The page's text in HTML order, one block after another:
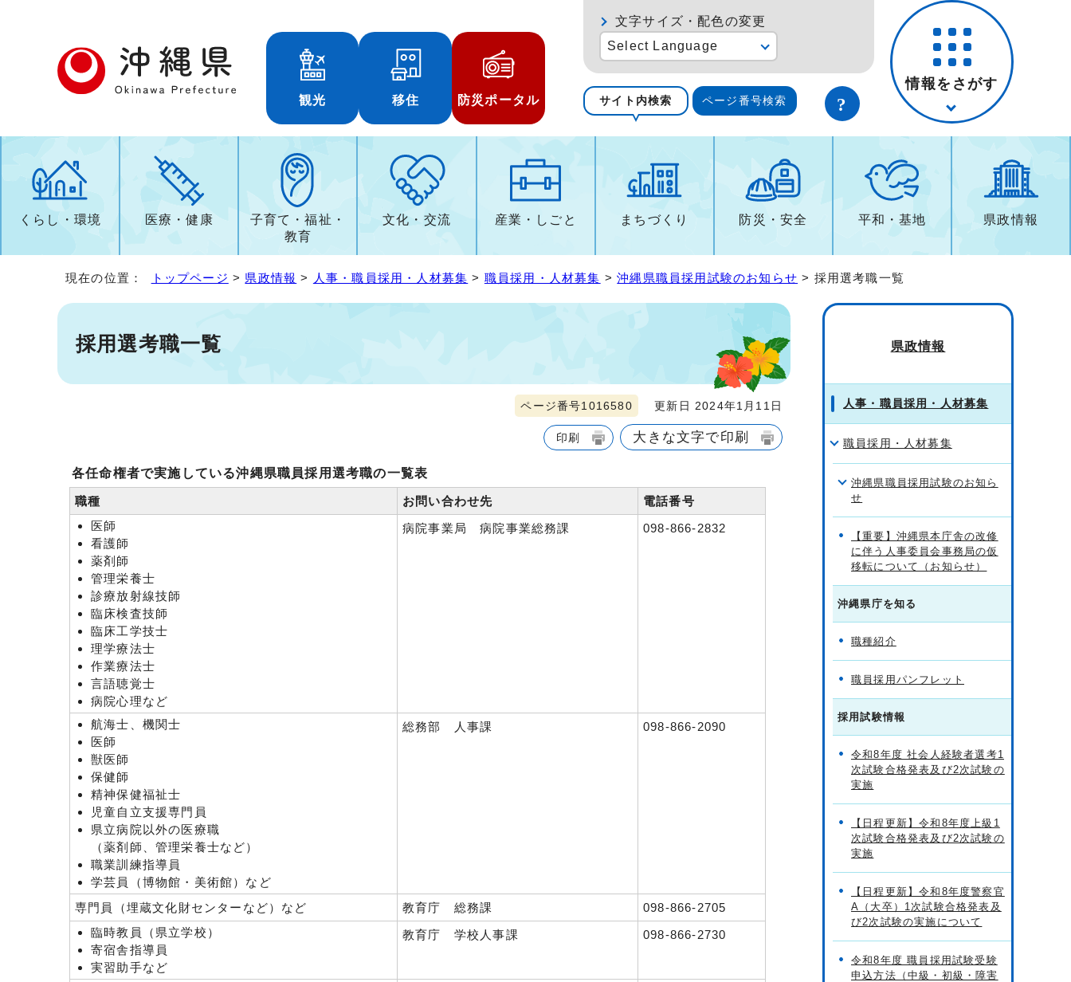
観光 移住 防災ポータル
文字サイズ・配色の変更
Select Language
サイト内検索 ページ番号検索
情報をさがす
くらし・環境 医療・健康
子育て・福祉・
教育
文化・交流 産業・しごと まちづくり 防災・安全 平和・基地 県政情報
現在の位置： トップページ > 県政情報 > 人事・職員採用・人材募集 > 職員採用・人材募集 >沖縄県職員採用試験のお知らせ > 採用選考職一覧
採用選考職一覧
ページ番号1016580 更新日 2024年1月11日
印刷 大きな文字で印刷
各任命権者で実施している沖縄県職員採用選考職の一覧表
職種 お問い合わせ先
電話番号
医師
看護師
薬剤師
管理栄養士
診療放射線技師
臨床検査技師
臨床工学技士
理学療法士
作業療法士
言語聴覚士
病院心理など
病院事業局 病院事業総務課 098-866-2832
航海士、機関士
医師
獣医師
保健師
精神保健福祉士
児童自立支援専門員
県立病院以外の医療職
（薬剤師、管理栄養士など）
職業訓練指導員
学芸員（博物館・美術館）など
総務部 人事課 098-866-2090
専門員（埋蔵文化財センターなど）など 教育庁 総務課
098-866-2705
臨時教員（県立学校）
寄宿舎指導員
実習助手など
教育庁 学校人事課 098-866-2730
県政情報
人事・職員採用・人材募集
職員採用・人材募集
沖縄県職員採用試験のお知ら
せ
【重要】沖縄県本庁舎の改修
に伴う人事委員会事務局の仮
移転について（お知らせ）
沖縄県庁を知る
職種紹介
職員採用パンフレット
採用試験情報
令和8年度 社会人経験者選考1
次試験合格発表及び2次試験の
実施
【日程更新】令和8年度上級1
次試験合格発表及び2次試験の
実施
【日程更新】令和8年度警察官
A（大卒）1次試験合格発表及
び2次試験の実施について
令和8年度 職員採用試験受験
申込方法（中級・初級・障害